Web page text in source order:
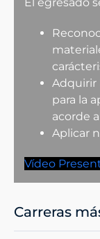
Adquirir
para la
acorde
Aplicar
Vídeo
Carreras